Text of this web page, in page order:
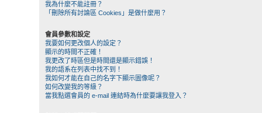
我為什麼不能註冊？
「刪除所有討論區 Cookies」是做什麼用？
會員參數和設定
我要如何更改個人的設定？
顯示的時間不正確！
我更改了時區但是時間還是顯示錯誤！
我的語系在列表中找不到！
我如何才能在自己的名字下顯示圖像呢？
如何改變我的等級？
當我點選會員的 e-mail 連結時為什麼要讓我登入？